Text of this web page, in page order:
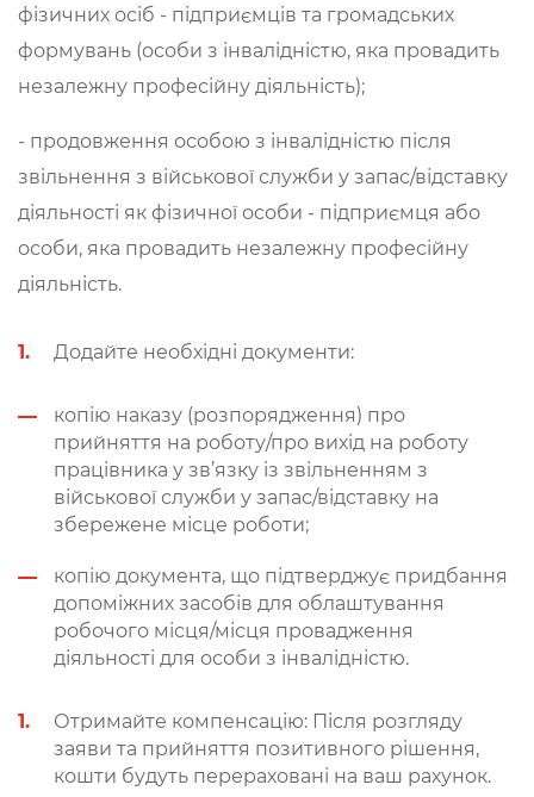
фізичних осіб - підприємців та громадських
формувань (особи з інвалідністю, яка провадить
незалежну професійну діяльність);
- продовження особою з інвалідністю після
звільнення з військової служби у запас/відставку
діяльності як фізичної особи - підприємця або
особи, яка провадить незалежну професійну
діяльність.
Додайте необхідні документи:
копію наказу (розпорядження) про
прийняття на роботу/про вихід на роботу
працівника у зв’язку із звільненням з
військової служби у запас/відставку на
збережене місце роботи;
копію документа, що підтверджує придбання
допоміжних засобів для облаштування
робочого місця/місця провадження
діяльності для особи з інвалідністю.
Отримайте компенсацію: Після розгляду
заяви та прийняття позитивного рішення,
кошти будуть перераховані на ваш рахунок.